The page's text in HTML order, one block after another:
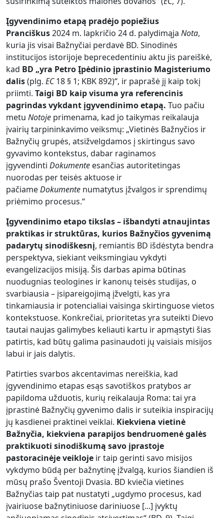
Įgyvendinimo etapą pradėjo popiežius
Pranciškus2024 m. lapkričio 24 d. palydimąja Nota,
kuria jis visai Bažnyčiai perdavė BD. Sinodinės
institucijos istorijoje beprecedentiniu aktu jis pareiškė,
kad BD „yra Petro Įpėdinio įprastinio Magisteriumo
dalis(plg. EC18 § 1; KBK 892)“, ir paprašė jį kaip tokį
priimti. Taigi BD kaip visuma yra referencinis
pagrindas vykdant įgyvendinimo etapą. Tuo pačiu
metu Notoje primenama, kad jo taikymas reikalauja
įvairių tarpininkavimo veiksmų: „Vietinės Bažnyčios ir
Bažnyčių grupės, atsižvelgdamos į skirtingus savo
gyvavimo kontekstus, dabar raginamos
įgyvendinti Dokumente esančias autoritetingas
nuorodas per teisės aktuose ir
pačiameDokumente numatytus įžvalgos ir sprendimų
priėmimo procesus.“
Įgyvendinimo etapo tikslas – išbandyti atnaujintas
praktikas ir struktūras, kurios Bažnyčios gyvenimą
padarytų sinodiškesnį, remiantis BD išdėstyta bendra
perspektyva, siekiant veiksmingiau vykdyti
evangelizacijos misiją. Šis darbas apima būtinas
nuodugnias teologines ir kanonų teisės studijas, o
svarbiausia – įsipareigojimą įžvelgti, kas yra
tinkamiausia ir potencialiai vaisinga skirtinguose vietos
kontekstuose. Konkrečiai, prioritetas yra suteikti Dievo
tautai naujas galimybes keliauti kartu ir apmąstyti šias
patirtis, kad būtų galima pasinaudoti jų vaisiais misijos
labui ir jais dalytis.
Patirties svarbos akcentavimas nereiškia, kad
įgyvendinimo etapas esąs savotiškos pratybos ar
papildoma užduotis, kurių reikalauja Roma: tai yra
įprastinė Bažnyčių gyvenimo dalis ir suteikia inspiracijų
jų kasdienei praktinei veiklai. Kiekviena vietinė
Bažnyčia, kiekviena parapijos bendruomenė galės
praktikuoti sinodiškumą savo įprastoje
pastoracinėje veikloje ir taip gerinti savo misijos
vykdymo būdą per bažnytinę įžvalgą, kurios šiandien iš
mūsų prašo Šventoji Dvasia. BD kviečia vietines
Bažnyčias taip pat nustatyti „ugdymo procesus, kad
įvairiuose bažnytiniuose dariniuose [...] įvyktų